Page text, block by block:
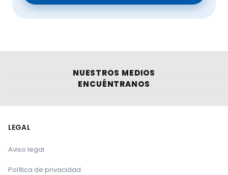
NUESTROS MEDIOS
ENCUÉNTRANOS
LEGAL
Aviso legal
Política de privacidad